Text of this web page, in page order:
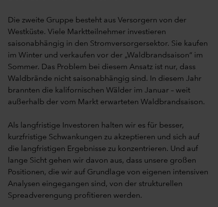
Die zweite Gruppe besteht aus Versorgern von der
Westküste. Viele Marktteilnehmer investieren
saisonabhängig in den Stromversorgersektor. Sie kaufen
im Winter und verkaufen vor der „Waldbrandsaison“ im
Sommer. Das Problem bei diesem Ansatz ist nur, dass
Waldbrände nicht saisonabhängig sind. In diesem Jahr
brannten die kalifornischen Wälder im Januar – weit
außerhalb der vom Markt erwarteten Waldbrandsaison.
Als langfristige Investoren halten wir es für besser,
kurzfristige Schwankungen zu akzeptieren und sich auf
die langfristigen Ergebnisse zu konzentrieren. Und auf
lange Sicht gehen wir davon aus, dass unsere großen
Positionen, die wir auf Grundlage von eigenen intensiven
Analysen eingegangen sind, von der strukturellen
Spreadverengung profitieren werden.